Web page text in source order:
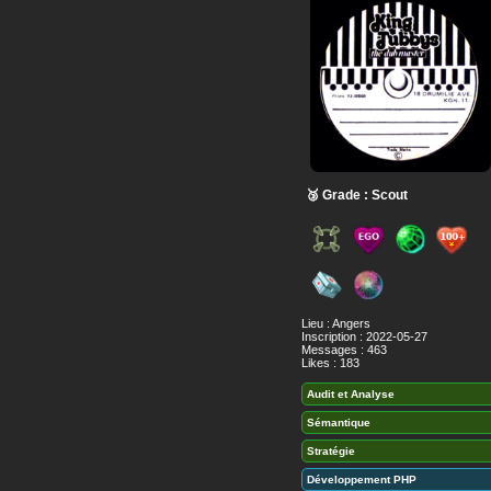
🥉 Grade : Scout
Lieu : Angers
Inscription : 2022-05-27
Messages : 463
Likes : 183
Audit et Analyse
Sémantique
Stratégie
Développement PHP